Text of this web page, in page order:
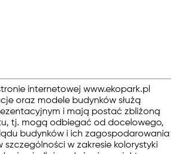
internetowej www.ekopark.pl
oraz modele budynków służą
i mają postać zbliżoną
tj. mogą odbiegać od docelowego,
budynków i ich zagospodarowania
w zakresie kolorystyki